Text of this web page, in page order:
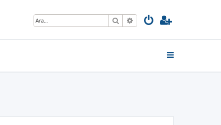
Ara Gelişmiş arama